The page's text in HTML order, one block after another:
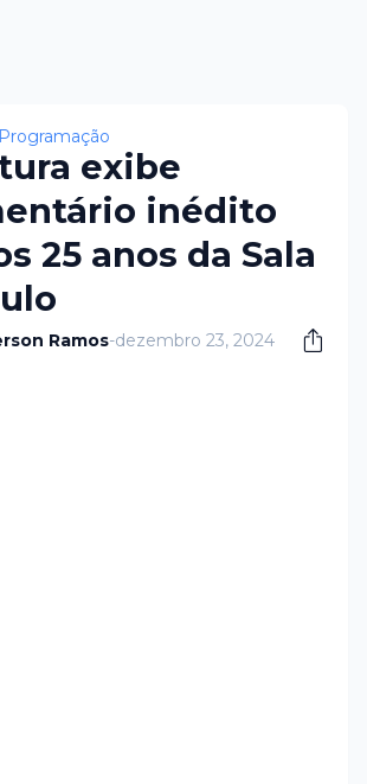
Programação
exibe
inédito
25 anos da Sala
Ramos-dezembro 23, 2024